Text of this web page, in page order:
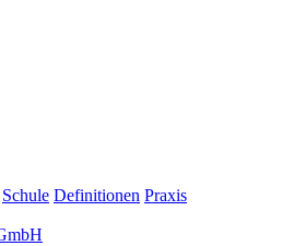
Schule Definitionen Praxis